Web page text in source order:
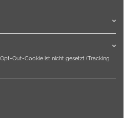
Out-Cookie ist nicht gesetzt (Tracking